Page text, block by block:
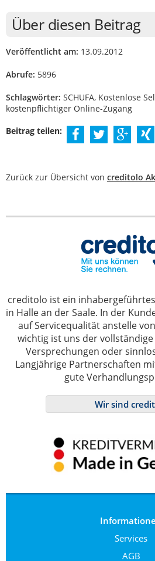
Über diesen Beitrag
Veröffentlicht am: 13.09.2012
Abrufe: 5896
Schlagwörter: SCHUFA, Kostenlose
kostenpflichtiger Online-Zugang
Beitrag teilen:
Zurück zur Übersicht von creditolo
creditolo ist ein
in Halle an der Saale. In der
auf Servicequalität anstelle
wichtig ist uns der
Versprechungen oder
Langjährige Partnerschaften
gute
Wir sind
Services
AGB